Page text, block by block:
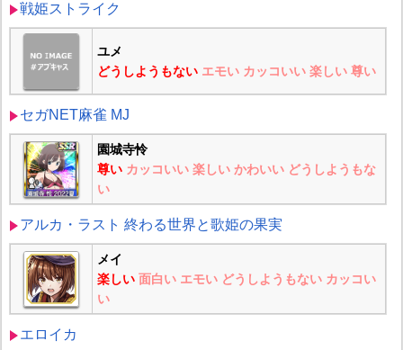
戦姫ストライク
ユメ
どうしようもない エモい カッコいい 楽しい 尊い
セガNET麻雀 MJ
園城寺怜
尊い カッコいい 楽しい かわいい どうしようもな
い
アルカ・ラスト 終わる世界と歌姫の果実
メイ
楽しい 面白い エモい どうしようもない カッコい
い
エロイカ